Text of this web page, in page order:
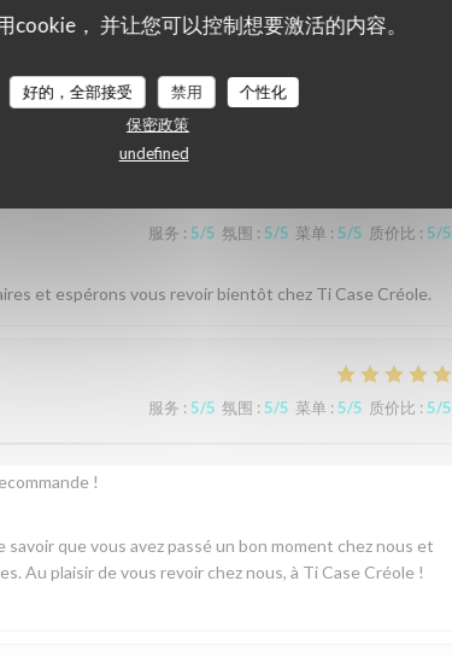
cookie， 并让您可以控制想要激活的内容。
好的，全部接受 禁用
个性化
保密政策
undefined
评分
服务 : 5/5 氛围 : 5/5 菜单 : 5/5 质价比 : 5/5
et espérons vous revoir bientôt chez Ti Case Créole.
服务 : 5/5 氛围 : 5/5 菜单 : 5/5 质价比 : 5/5
!
que vous avez passé un bon moment chez nous et
Au plaisir de vous revoir chez nous, à Ti Case Créole !